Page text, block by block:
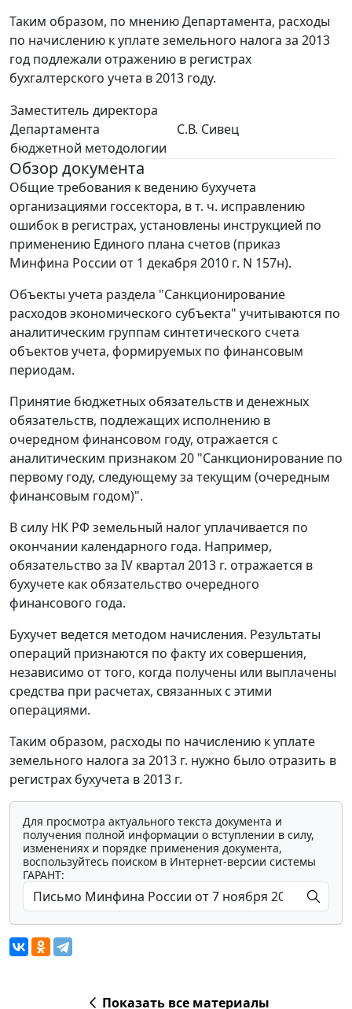
Таким образом, по мнению Департамента, расходы
по начислению к уплате земельного налога за 2013
год подлежали отражению в регистрах
бухгалтерского учета в 2013 году.
Заместитель директора
Департамента
бюджетной методологии
С.В. Сивец
Обзор документа
Общие требования к ведению бухучета
организациями госсектора, в т. ч. исправлению
ошибок в регистрах, установлены инструкцией по
применению Единого плана счетов (приказ
Минфина России от 1 декабря 2010 г. N 157н).
Объекты учета раздела "Санкционирование
расходов экономического субъекта" учитываются по
аналитическим группам синтетического счета
объектов учета, формируемых по финансовым
периодам.
Принятие бюджетных обязательств и денежных
обязательств, подлежащих исполнению в
очередном финансовом году, отражается с
аналитическим признаком 20 "Санкционирование по
первому году, следующему за текущим (очередным
финансовым годом)".
В силу НК РФ земельный налог уплачивается по
окончании календарного года. Например,
обязательство за IV квартал 2013 г. отражается в
бухучете как обязательство очередного
финансового года.
Бухучет ведется методом начисления. Результаты
операций признаются по факту их совершения,
независимо от того, когда получены или выплачены
средства при расчетах, связанных с этими
операциями.
Таким образом, расходы по начислению к уплате
земельного налога за 2013 г. нужно было отразить в
регистрах бухучета в 2013 г.
Для просмотра актуального текста документа и
получения полной информации о вступлении в силу,
изменениях и порядке применения документа,
воспользуйтесь поиском в Интернет-версии системы
ГАРАНТ:
Показать все материалы